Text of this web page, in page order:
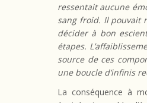
ressentait aucune
sang froid. Il pouvait
décider à bon
étapes.
source de ces
une boucle d’infinis
La conséquence à